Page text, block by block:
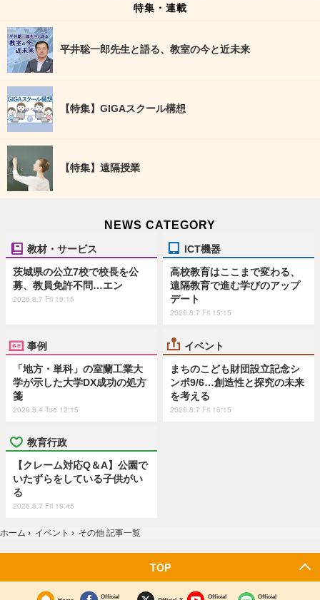
特集・連載
平井聡一郎先生と語る、教室の今と近未来
【特集】GIGAスクール構想
【特集】遠隔授業
NEWS CATEGORY
教材・サービス
茨城県の公立7校で校長を公
募、教員免許不問…エン
2026.8.7 Fri 19:15
ICT機器
高校教育はここまで変わる、
遠隔教育で進む学びのアップ
デート
2026.8.7 Fri 15:15
事例
「地方・単科」の室蘭工業大
学が示した大学DX成功の処方
箋
2026.8.4 Tue 12:15
イベント
まちのこども財団設立記念シ
ンポ9/6…創造性と探究の未来
を考える
2026.8.7 Fri 16:15
教育行政
【クレーム対応Q＆A】公園で
いたずらをしている子供がい
る
2026.8.7 Fri 19:45
ホーム › イベント › その他 記事一覧
TOP
Official
Official
Official